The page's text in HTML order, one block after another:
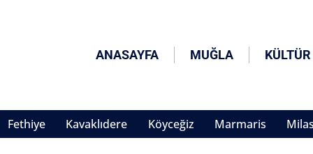
ANASAYFA MUĞLA
Fethiye Kavaklıdere Köyceğiz Marmaris